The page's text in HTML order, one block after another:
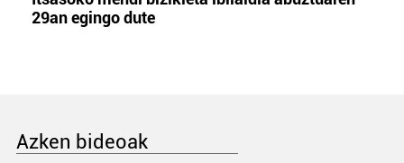
29an egingo dute
Azken bideoak